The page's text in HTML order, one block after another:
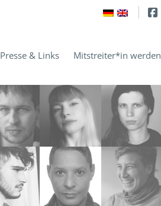
Presse & Links Mitstreiter*in werden